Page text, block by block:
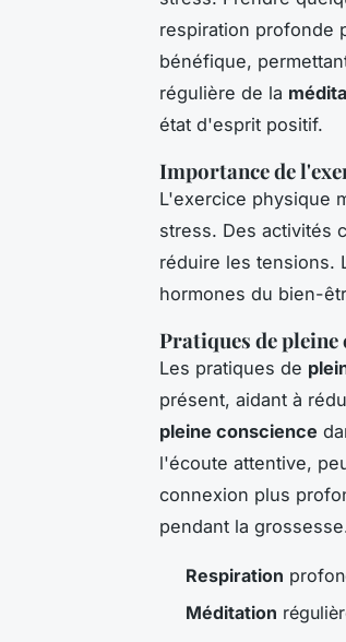
respiration profonde
bénéfique,
régulière de la
état d'esprit positif.
Importance de
L'exercice physique
stress. Des activités
réduire les tensions.
hormones du bien-
Pratiques de pleine
Les pratiques de
présent, aidant à
pleine conscience
l'écoute attentive,
connexion plus
pendant la
Respiration
Méditation